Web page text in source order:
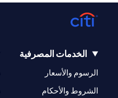
الخدمات المصرفية
الرسوم والأسعار
الشروط والأحكام